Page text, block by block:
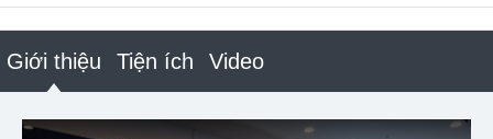
Giới thiệu Tiện ích Video